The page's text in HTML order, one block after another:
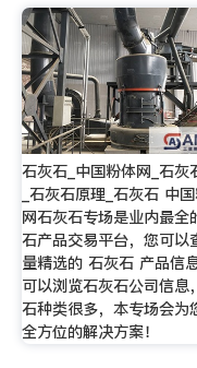
石灰石_中国粉体网_石灰
_石灰石原理_石灰石 中
网石灰石专场是业内最全
石产品交易平台，您可以
量精选的 石灰石 产品信
可以浏览石灰石公司信息
石种类很多，本专场会为
全方位的解决方案！